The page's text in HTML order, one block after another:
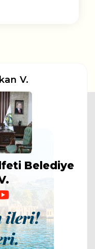
V.
Belediye
ileri!